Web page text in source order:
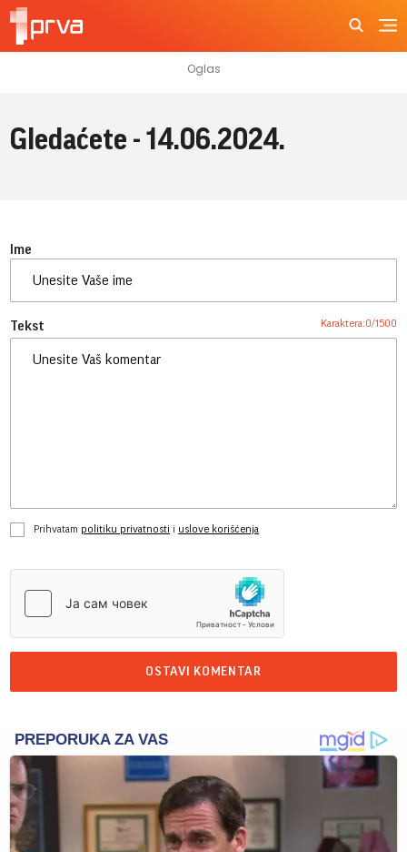
Gledaćete - 14.06.2024.
Ime
Tekst Karaktera:0/1500
Prihvatam politiku privatnosti i uslove korišćenja
OSTAVI KOMENTAR